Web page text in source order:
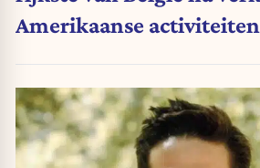
Amerikaanse activiteiten